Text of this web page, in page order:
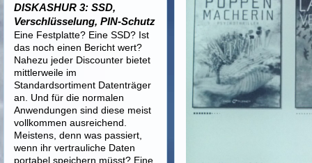
DISKASHUR 3: SSD,
Verschlüsselung, PIN-Schutz
Eine Festplatte? Eine SSD? Ist
das noch einen Bericht wert?
Nahezu jeder Discounter bietet
mittlerweile im
Standardsortiment Datenträger
an. Und für die normalen
Anwendungen sind diese meist
vollkommen ausreichend.
Meistens, denn was passiert,
wenn ihr vertrauliche Daten
portabel speichern müsst? Eine